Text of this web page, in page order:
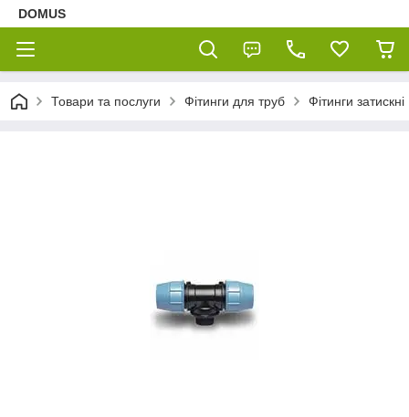
DOMUS
Товари та послуги Фітинги для труб Фітинги